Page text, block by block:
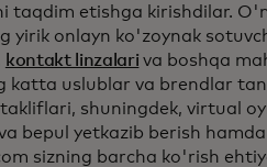
taqdim etishga kirishdilar.
yirik onlayn ko'zoynak
kontakt linzalari va boshqa
katta uslublar va brendlar
shuningdek, virtual
bepul yetkazib berish
sizning barcha ko'rish